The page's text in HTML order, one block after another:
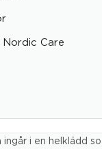
Nordic Care
i en helklädd